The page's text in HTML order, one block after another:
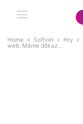
Home Softvér Hry
web. Máme dôkaz...